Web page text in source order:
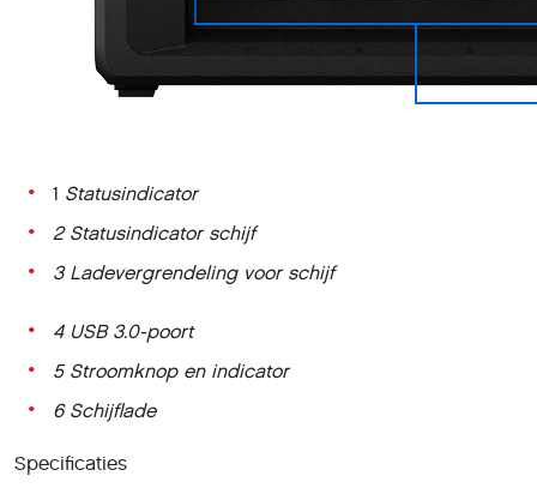
1 Statusindicator
2 Statusindicator schijf
3 Ladevergrendeling voor schijf
4 USB 3.0-poort
5 Stroomknop en indicator
6 Schijflade
Specificaties